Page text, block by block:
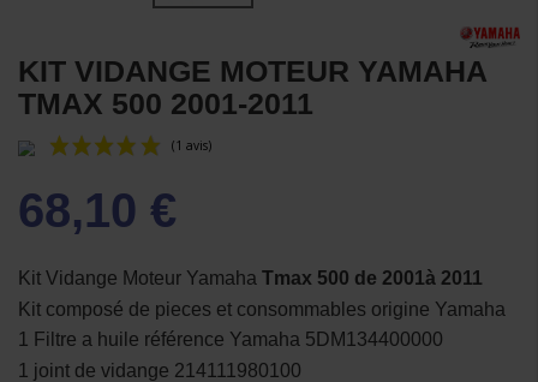
KIT VIDANGE MOTEUR YAMAHA
TMAX 500 2001-2011
68,10 €
Kit Vidange Moteur Yamaha Tmax 500 de 2001à 2011
Kit composé de pieces et consommables origine Yamaha
1 Filtre a huile référence Yamaha 5DM134400000
1 joint de vidange 214111980100